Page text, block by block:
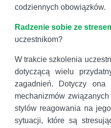
codziennych obowiązków.
Radzenie sobie ze
uczestnikom?
W trakcie szkolenia
dotyczącą wielu
zagadnień. Dotyczy ona
mechanizmów
stylów reagowania na
sytuacji, które są